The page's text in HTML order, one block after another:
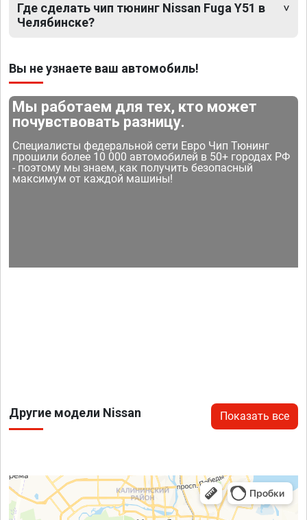
Где сделать чип тюнинг Nissan Fuga Y51 в
Челябинске?
Вы не узнаете ваш автомобиль!
Мы работаем для тех, кто может
почувствовать разницу.
Специалисты федеральной сети Евро Чип Тюнинг
прошили более 10 000 автомобилей в 50+ городах РФ
- поэтому мы знаем, как получить безопасный
максимум от каждой машины!
Другие модели Nissan Показать все